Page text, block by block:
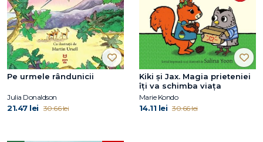
Pe urmele rândunicii
Julia Donaldson
21.47 lei 30.66 lei
Kiki și Jax. Magia prieteniei
îți va schimba viața
Marie Kondo
14.11 lei 30.66 lei